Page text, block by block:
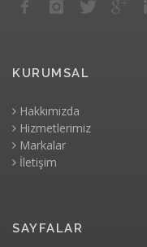
KURUMSAL
Hakkımızda
Hizmetlerimiz
Markalar
İletişim
SAYFALAR